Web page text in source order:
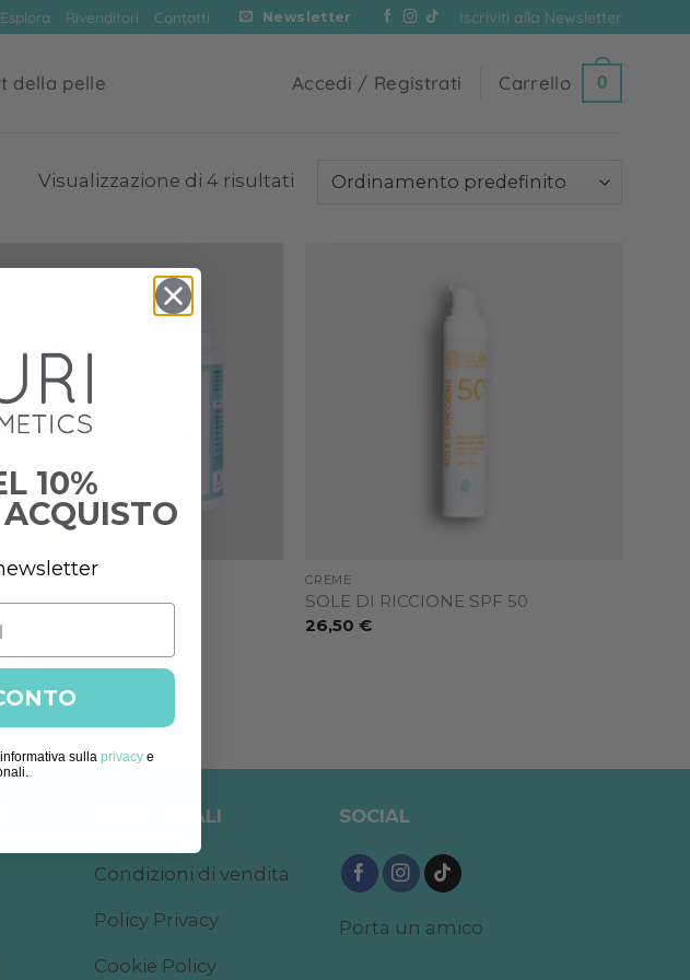
Esplora Rivenditori Contatti Newsletter Iscriviti alla Newsletter
della pelle Accedi / Registrati Carrello 0
Visualizzazione di 4 risultati
5
€
CREME
SOLE DI RICCIONE SPF 50
26,50 €
NOTE LEGALI
Condizioni di vendita
Policy Privacy
Cookie Policy
SOCIAL
Porta un amico
10%
sulla privacy e